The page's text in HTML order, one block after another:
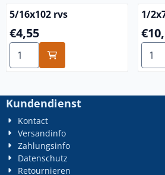
5/16x102 rvs
Preis: 4,55
€4,55
Anzahl wählen für 5/16x102 rvs
1/
Preis:
Kundendienst
Kontact
Versandinfo
Zahlungsinfo
Datenschutz
Retournieren